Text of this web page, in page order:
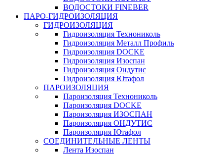
ВОДОСТОКИ FINEBER
ПАРО-ГИДРОИЗОЛЯЦИЯ
ГИДРОИЗОЛЯЦИЯ
Гидроизоляция Технониколь
Гидроизоляция Металл Профиль
Гидроизоляция DOCKE
Гидроизоляция Изоспан
Гидроизоляция Ондутис
Гидроизоляция Ютафол
ПАРОИЗОЛЯЦИЯ
Пароизоляция Технониколь
Пароизоляция DOCKE
Пароизоляция ИЗОСПАН
Пароизоляция ОНДУТИС
Пароизоляция Ютафол
СОЕДИНИТЕЛЬНЫЕ ЛЕНТЫ
Лента Изоспан